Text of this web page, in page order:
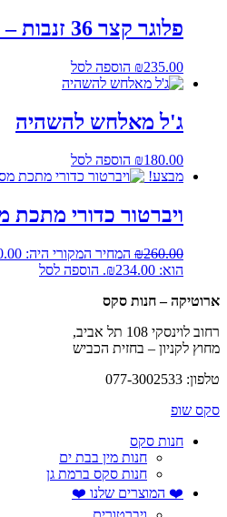
פלוגר קצר 36 זנבות – עור
₪235.00 הוספה לסל
ג'ל מאלחש להשהיה
₪180.00
הוספה לסל
מבצע!
ויברטור כדורי מתכת
₪260.00 המחיר המקורי היה: ₪260.00.
הוא: ₪234.00.
הוספה לסל
ארוטיקה – חנות סקס
רחוב לוינסקי 108 תל אביב,
מחוץ לקניון – בחזית הכביש
טלפון: 077-3002533
סקס שופ
חנות סקס
חנות מין בבת ים
חנות סקס ברמת גן
❤️ המוצרים שלנו ❤️